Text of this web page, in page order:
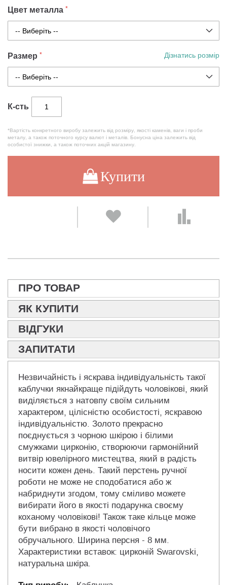
Цвет металла
Размер Дізнатись розмір
К-сть
*Вартість конкретного виробу залежить від розміру, якості каменів, ваги і проби
металу, а також поточного курсу валют і металів. Бонусна ціна залежить від
особистої знижки, а також поточних акцій магазину.
Купити
ПРО ТОВАР
ЯК КУПИТИ
ВІДГУКИ
ЗАПИТАТИ
Незвичайність і яскрава індивідуальність такої
каблучки якнайкраще підійдуть чоловікові, який
виділяється з натовпу своїм сильним
характером, цілісністю особистості, яскравою
індивідуальністю. Золото прекрасно
поєднується з чорною шкірою і білими
смужками цирконію, створюючи гармонійний
витвір ювелірного мистецтва, який в радість
носити кожен день. Такий перстень ручної
роботи не може не сподобатися або ж
набриднути згодом, тому сміливо можете
вибирати його в якості подарунка своєму
коханому чоловікові! Також таке кільце може
бути вибрано в якості чоловічого
обручального. Ширина персня - 8 мм.
Характеристики вставок: цирконій Swarovski,
натуральна шкіра.